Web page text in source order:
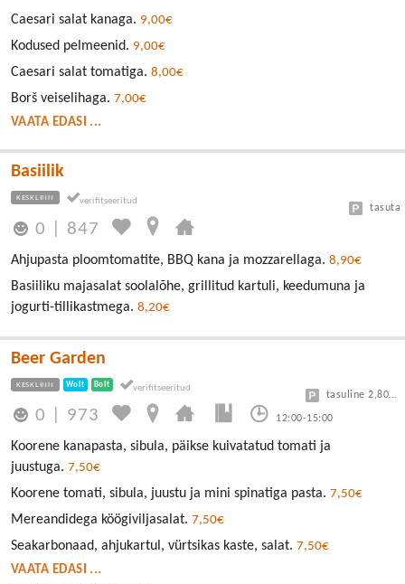
Caesari salat kanaga. 9,00€
Kodused pelmeenid. 9,00€
Caesari salat tomatiga. 8,00€
Borš veiselihaga. 7,00€
VAATA EDASI ...
Basiilik
KESKLINN
0 847
tasuta
Ahjupasta ploomtomatite, BBQ kana ja mozzarellaga. 8,90€
Basiiliku majasalat soolalõhe, grillitud kartuli, keedumuna ja
jogurti-tillikastmega. 8,20€
Beer Garden
KESKLINN Wolt Bolt
0 973 12:00-15:00
tasuline 2,80/30min
Koorene kanapasta, sibula, päikse kuivatatud tomati ja
juustuga. 7,50€
Koorene tomati, sibula, juustu ja mini spinatiga pasta. 7,50€
Mereandidega köögiviljasalat. 7,50€
Seakarbonaad, ahjukartul, vürtsikas kaste, salat. 7,50€
VAATA EDASI ...